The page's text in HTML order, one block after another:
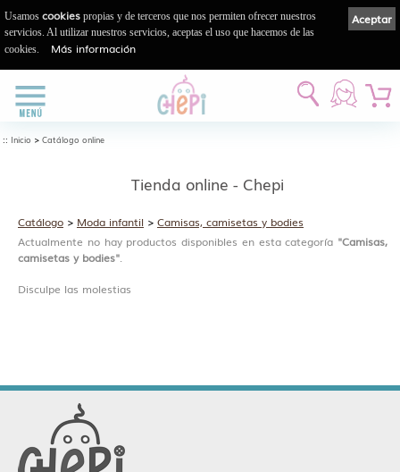
:: Inicio > Catálogo online
Tienda online - Chepi
Catálogo > Moda infantil > Camisas, camisetas y bodies
Actualmente no hay productos disponibles en esta categoría "Camisas,
camisetas y bodies".
Disculpe las molestias
Aceptar
Usamos cookies propias y de terceros que nos permiten ofrecer nuestros
servicios. Al utilizar nuestros servicios, aceptas el uso que hacemos de las
cookies.
Más información